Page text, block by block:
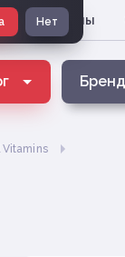
Магазины
Vitamins
Нет